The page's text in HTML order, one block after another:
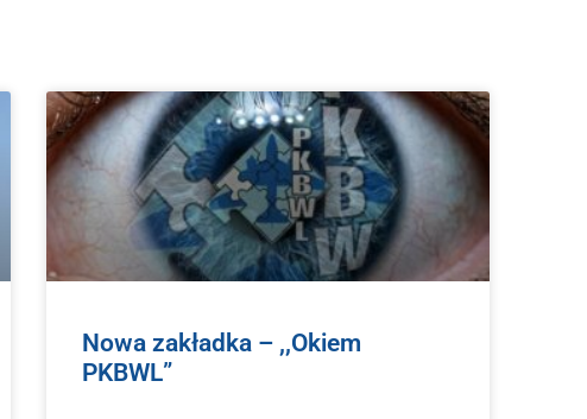
Nowa zakładka – ,,Okiem
PKBWL”